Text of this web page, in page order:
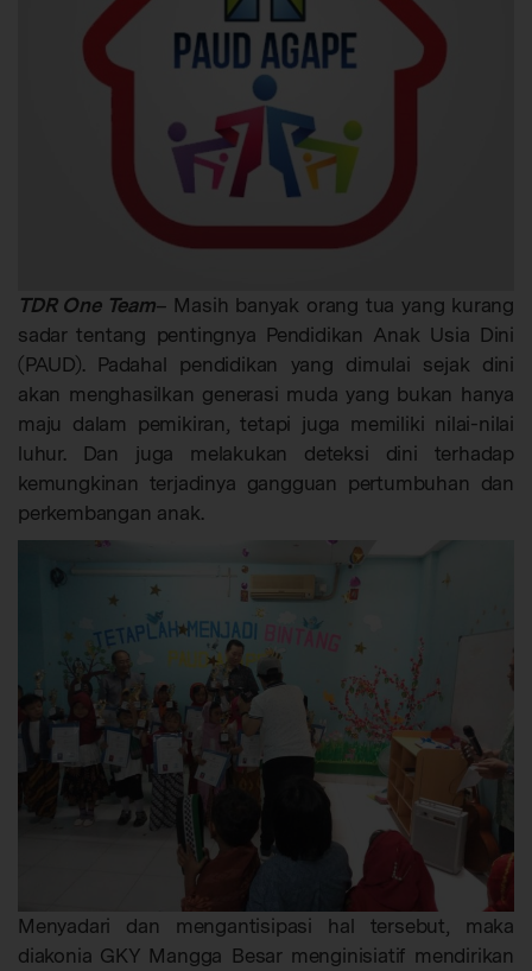
TDR One Team– Masih banyak orang tua yang kurang
sadar tentang pentingnya Pendidikan Anak Usia Dini
(PAUD). Padahal pendidikan yang dimulai sejak dini
akan menghasilkan generasi muda yang bukan hanya
maju dalam pemikiran, tetapi juga memiliki nilai-nilai
luhur. Dan juga melakukan deteksi dini terhadap
kemungkinan terjadinya gangguan pertumbuhan dan
perkembangan anak.
Menyadari dan mengantisipasi hal tersebut, maka
diakonia GKY Mangga Besar menginisiatif mendirikan